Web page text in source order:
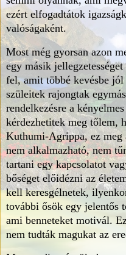
ezért elfogadtátok
valóságaként.
Most még gyorsan azon
egy másik
fel, amit többé kevésbe
szüleitek rajongtak
rendelkezésre a
kérdezhetitek meg tőlem,
Kuthumi-Agrippa, ez meg
nem alkalmazható, nem
tartani egy kapcsolatot
bőséget előidézni az
kell keresgélnetek,
további ősök egy jelentős
ami benneteket motivál.
nem tudták magukat az